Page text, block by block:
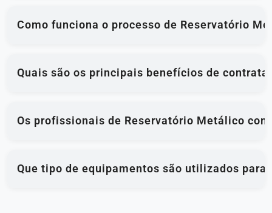
Como funciona o processo de Reservatório
Quais são os principais benefícios de
Os profissionais de Reservatório Metálico
Que tipo de equipamentos são utilizados